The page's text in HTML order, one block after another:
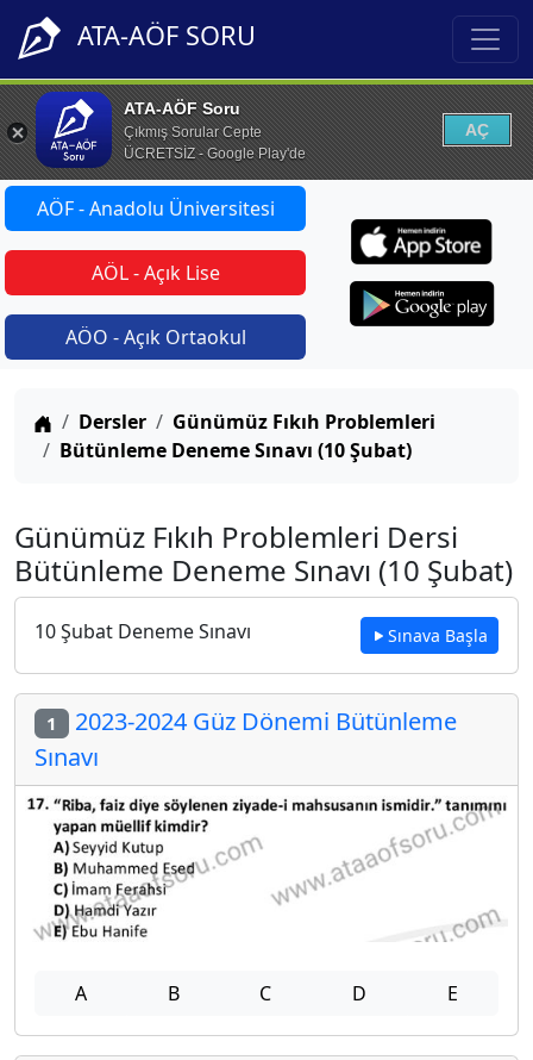
ATA-AÖF SORU
ATA-AÖF Soru
Çıkmış Sorular Cepte
ÜCRETSİZ - Google Play'de
AÇ
AÖF - Anadolu Üniversitesi
AÖL - Açık Lise
AÖO - Açık Ortaokul
Anasayfa
Dersler
Günümüz Fıkıh Problemleri
Bütünleme Deneme Sınavı (10 Şubat)
Günümüz Fıkıh Problemleri Dersi
Bütünleme Deneme Sınavı (10 Şubat)
10 Şubat Deneme Sınavı Sınava Başla
1 2023-2024 Güz Dönemi Bütünleme
Sınavı
A B C D E